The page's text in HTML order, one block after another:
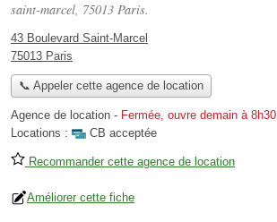
saint-marcel, 75013 Paris.
43 Boulevard Saint-Marcel
75013 Paris
📞 Appeler cette agence de location
Agence de location - Fermée, ouvre demain à 8h30
Locations :
CB acceptée
Recommander cette agence de location
Améliorer cette fiche